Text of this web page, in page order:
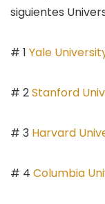
siguientes
# 1 Yale
# 2Stanford
# 3 Harvard
# 4 Columbia